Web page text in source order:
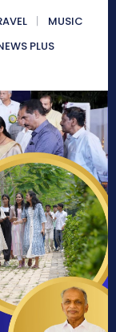
MUSIC
PLUS